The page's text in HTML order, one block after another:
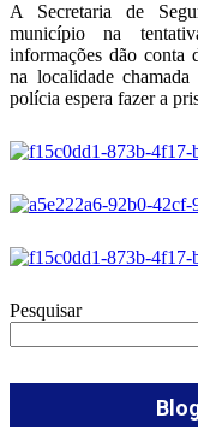
A Secretaria de
município na
informações dão conta
na localidade
polícia espera fazer a
Pesquisar